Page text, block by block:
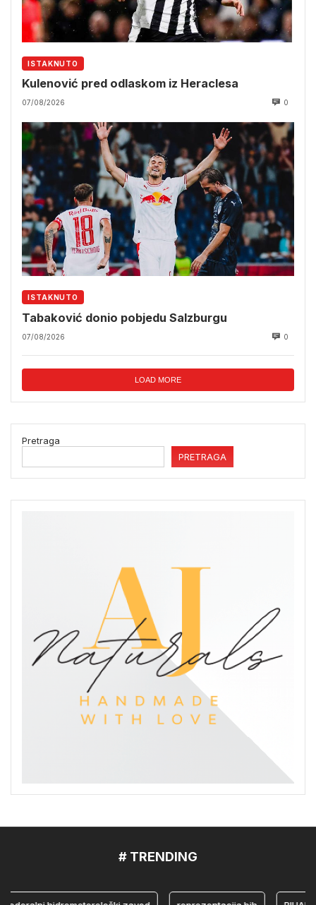
ISTAKNUTO
Kulenović pred odlaskom iz Heraclesa
07/08/2026 0
ISTAKNUTO
Tabaković donio pobjedu Salzburgu
07/08/2026 0
LOAD MORE
Pretraga
PRETRAGA
# TRENDING